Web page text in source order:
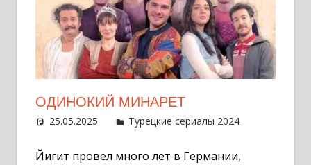
ОДИНОКИЙ МИНАРЕТ
25.05.2025 Администратор
Турецкие сериалы 2024
Йигит провел много лет в Германии,